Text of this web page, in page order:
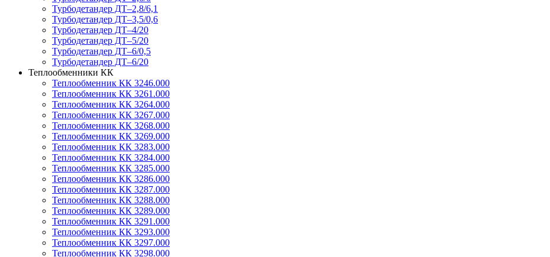
Турбодетандер ДТ–2,8/6,1
Турбодетандер ДТ–3,5/0,6
Турбодетандер ДТ–4/20
Турбодетандер ДТ–5/20
Турбодетандер ДТ–6/0,5
Турбодетандер ДТ–6/20
Теплообменники КК
Теплообменник КК 3246.000
Теплообменник КК 3261.000
Теплообменник КК 3264.000
Теплообменник КК 3267.000
Теплообменник КК 3268.000
Теплообменник КК 3269.000
Теплообменник КК 3283.000
Теплообменник КК 3284.000
Теплообменник КК 3285.000
Теплообменник КК 3286.000
Теплообменник КК 3287.000
Теплообменник КК 3288.000
Теплообменник КК 3289.000
Теплообменник КК 3291.000
Теплообменник КК 3293.000
Теплообменник КК 3297.000
Теплообменник КК 3298.000